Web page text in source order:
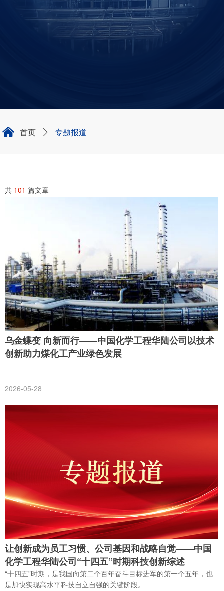
共 101 篇文章
乌金蝶变 向新而行——中国化学工程华陆公司以技术
创新助力煤化工产业绿色发展
2026-05-28
让创新成为员工习惯、公司基因和战略自觉——中国
化学工程华陆公司“十四五”时期科技创新综述
“十四五”时期，是我国向第二个百年奋斗目标进军的第一个五年，也
是加快实现高水平科技自立自强的关键阶段。
낀 首页 ꄲ 专题报道